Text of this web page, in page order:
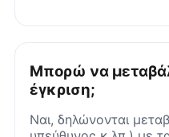
Μπορώ να
έγκριση;
Ναι, δηλώνονται